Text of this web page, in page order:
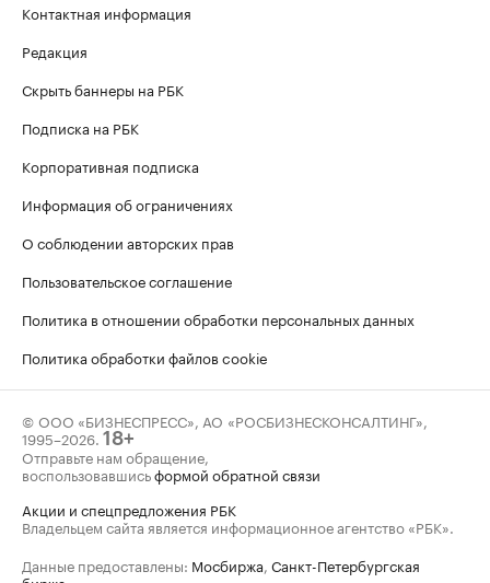
Контактная информация
Редакция
Скрыть баннеры на РБК
Подписка на РБК
Корпоративная подписка
Информация об ограничениях
О соблюдении авторских прав
Пользовательское соглашение
Политика в отношении обработки персональных данных
Политика обработки файлов cookie
© ООО «БИЗНЕСПРЕСС», АО «РОСБИЗНЕСКОНСАЛТИНГ»,
1995–2026. 18+
Отправьте нам обращение,
воспользовавшисьформой обратной связи
Акции и спецпредложения РБК
Владельцем сайта является информационное агентство «РБК».
Данные предоставлены: Мосбиржа, Санкт-Петербургская